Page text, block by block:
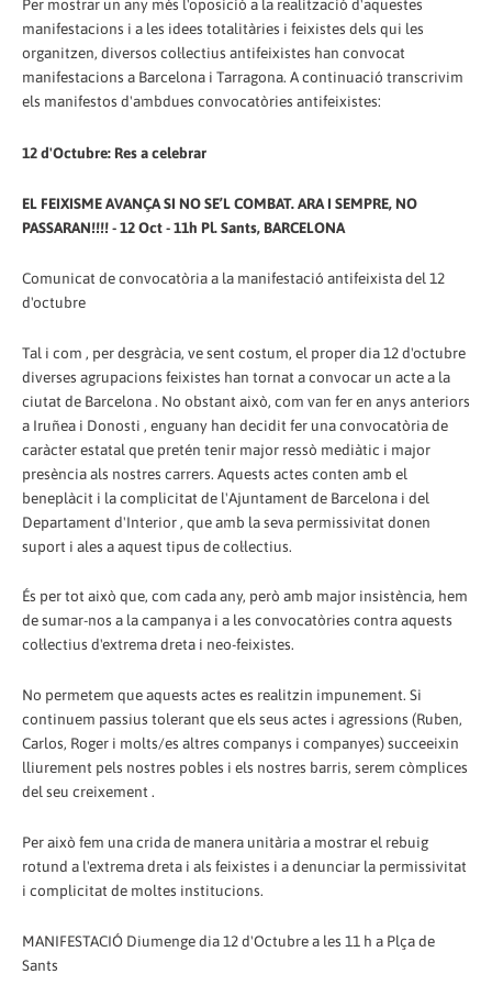
Per mostrar un any més l'oposició a la realització d'aquestes
manifestacions i a les idees totalitàries i feixistes dels qui les
organitzen, diversos col·lectius antifeixistes han convocat
manifestacions a Barcelona i Tarragona. A continuació transcrivim
els manifestos d'ambdues convocatòries antifeixistes:
12 d'Octubre: Res a celebrar
EL FEIXISME AVANÇA SI NO SE’L COMBAT. ARA I SEMPRE, NO
PASSARAN!!!! - 12 Oct - 11h Pl. Sants, BARCELONA
Comunicat de convocatòria a la manifestació antifeixista del 12
d'octubre
Tal i com , per desgràcia, ve sent costum, el proper dia 12 d'octubre
diverses agrupacions feixistes han tornat a convocar un acte a la
ciutat de Barcelona . No obstant això, com van fer en anys anteriors
a Iruñea i Donosti , enguany han decidit fer una convocatòria de
caràcter estatal que pretén tenir major ressò mediàtic i major
presència als nostres carrers. Aquests actes conten amb el
beneplàcit i la complicitat de l'Ajuntament de Barcelona i del
Departament d'Interior , que amb la seva permissivitat donen
suport i ales a aquest tipus de col·lectius.
És per tot això que, com cada any, però amb major insistència, hem
de sumar-nos a la campanya i a les convocatòries contra aquests
col·lectius d'extrema dreta i neo-feixistes.
No permetem que aquests actes es realitzin impunement. Si
continuem passius tolerant que els seus actes i agressions (Ruben,
Carlos, Roger i molts/es altres companys i companyes) succeeixin
lliurement pels nostres pobles i els nostres barris, serem còmplices
del seu creixement .
Per això fem una crida de manera unitària a mostrar el rebuig
rotund a l'extrema dreta i als feixistes i a denunciar la permissivitat
i complicitat de moltes institucions.
MANIFESTACIÓ Diumenge dia 12 d'Octubre a les 11 h a Plça de
Sants